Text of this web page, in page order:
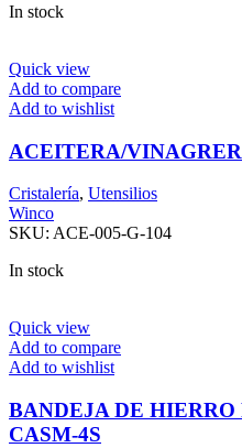
In stock
Quick view
Add to compare
Add to wishlist
ACEITERA/
Cristalería, Utensilios
Winco
SKU: ACE-005-G-104
In stock
Quick view
Add to compare
Add to wishlist
BANDEJA DE
CASM-4S